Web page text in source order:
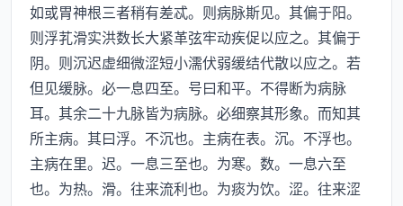
如或胃神根三者稍有差忒。则病脉斯见。其偏于阳。
则浮芤滑实洪数长大紧革弦牢动疾促以应之。其偏于
阴。则沉迟虚细微涩短小濡伏弱缓结代散以应之。若
但见缓脉。必一息四至。号曰和平。不得断为病脉
耳。其余二十九脉皆为病脉。必细察其形象。而知其
所主病。其曰浮。不沉也。主病在表。沉。不浮也。
主病在里。迟。一息三至也。为寒。数。一息六至
也。为热。滑。往来流利也。为痰为饮。涩。往来涩